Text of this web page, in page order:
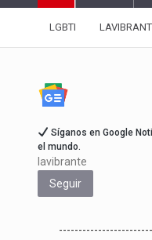
LGBTI
Síganos en Google
el mundo.
lavibrante
Seguir
------------------------